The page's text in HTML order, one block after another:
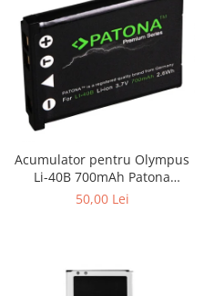
Acumulator pentru Olympus
Li-40B 700mAh Patona
Premium
50,00 Lei